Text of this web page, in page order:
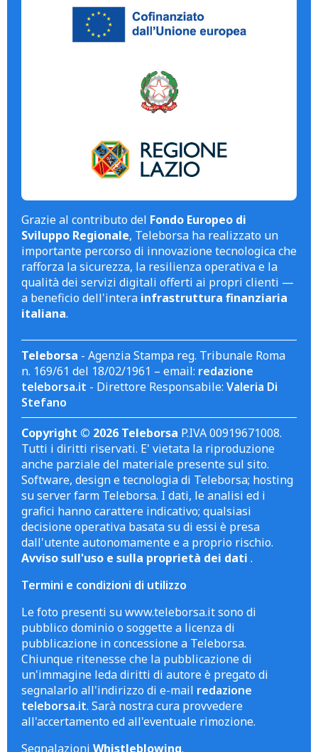
Grazie al contributo del Fondo Europeo di
Sviluppo Regionale, Teleborsa ha realizzato un
importante percorso di innovazione tecnologica che
rafforza la sicurezza, la resilienza operativa e la
qualità dei servizi digitali offerti ai propri clienti —
a beneficio dell'intera infrastruttura finanziaria
italiana.
Teleborsa - Agenzia Stampa reg. Tribunale Roma
n. 169/61 del 18/02/1961 – email: redazione
teleborsa.it - Direttore Responsabile: Valeria Di
Stefano
Copyright © 2026 Teleborsa P.IVA 00919671008.
Tutti i diritti riservati. E' vietata la riproduzione
anche parziale del materiale presente sul sito.
Software, design e tecnologia di Teleborsa; hosting
su server farm Teleborsa. I dati, le analisi ed i
grafici hanno carattere indicativo; qualsiasi
decisione operativa basata su di essi è presa
dall'utente autonomamente e a proprio rischio.
Avviso sull'uso e sulla proprietà dei dati .
Termini e condizioni di utilizzo
Le foto presenti su www.teleborsa.it sono di
pubblico dominio o soggette a licenza di
pubblicazione in concessione a Teleborsa.
Chiunque ritenesse che la pubblicazione di
un'immagine leda diritti di autore è pregato di
segnalarlo all'indirizzo di e-mail redazione
teleborsa.it. Sarà nostra cura provvedere
all'accertamento ed all'eventuale rimozione.
Segnalazioni Whistleblowing.